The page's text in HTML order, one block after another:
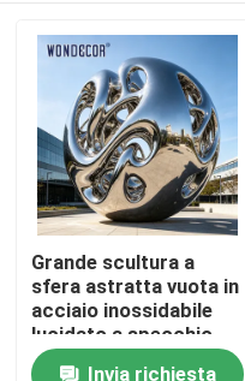
Casa
Prodotti
Chi siamo
Grande scultura a
sfera astratta vuota in
acciaio inossidabile
lucidato a specchio,
statua decorativa per
Invia richiesta